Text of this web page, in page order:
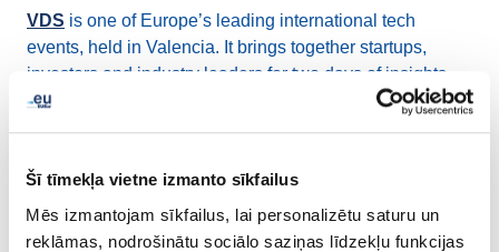
Šī tīmekļa vietne izmanto sīkfailus
Mēs izmantojam sīkfailus, lai personalizētu saturu un
reklāmas, nodrošinātu sociālo saziņas līdzekļu funkcijas
VDS is one of Europe’s leading international tech
events, held in Valencia. It brings together startups,
investors and industry leaders for two days of insights,
networking and high‑value business connections at the
Valencia - Spānija